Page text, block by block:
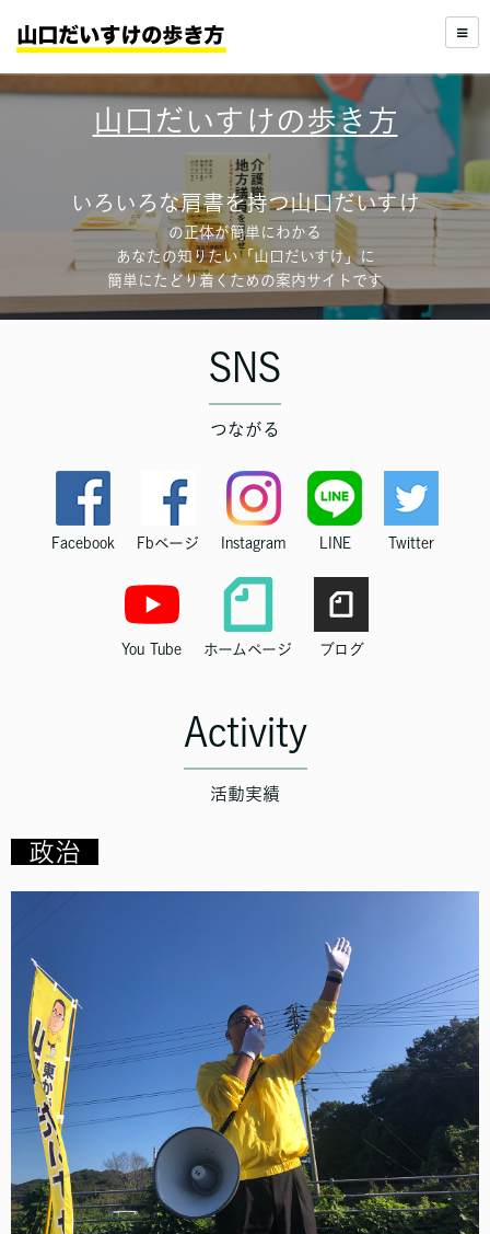
山口だいすけの歩き方
いろいろな肩書を持つ山口だいすけ
の正体が簡単にわかる
あなたの知りたい「山口だいすけ」に
簡単にたどり着くための案内サイトです
SNS
つながる
Facebook Fbページ Instagram LINE Twitter
You Tube ホームページ ブログ
Activity
活動実績
政治